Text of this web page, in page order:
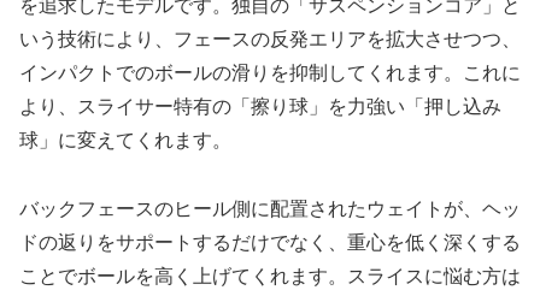
を追求したモデルです。独自の「サスペンションコア」と
いう技術により、フェースの反発エリアを拡大させつつ、
インパクトでのボールの滑りを抑制してくれます。これに
より、スライサー特有の「擦り球」を力強い「押し込み
球」に変えてくれます。
バックフェースのヒール側に配置されたウェイトが、ヘッ
ドの返りをサポートするだけでなく、重心を低く深くする
ことでボールを高く上げてくれます。スライスに悩む方は